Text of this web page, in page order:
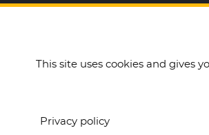
This site uses cookies and gives
Privacy policy